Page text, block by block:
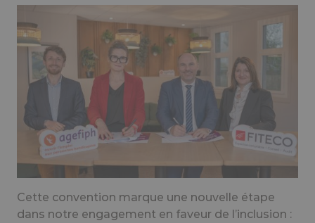
Cette convention marque une nouvelle étape
dans notre engagement en faveur de l’inclusion :